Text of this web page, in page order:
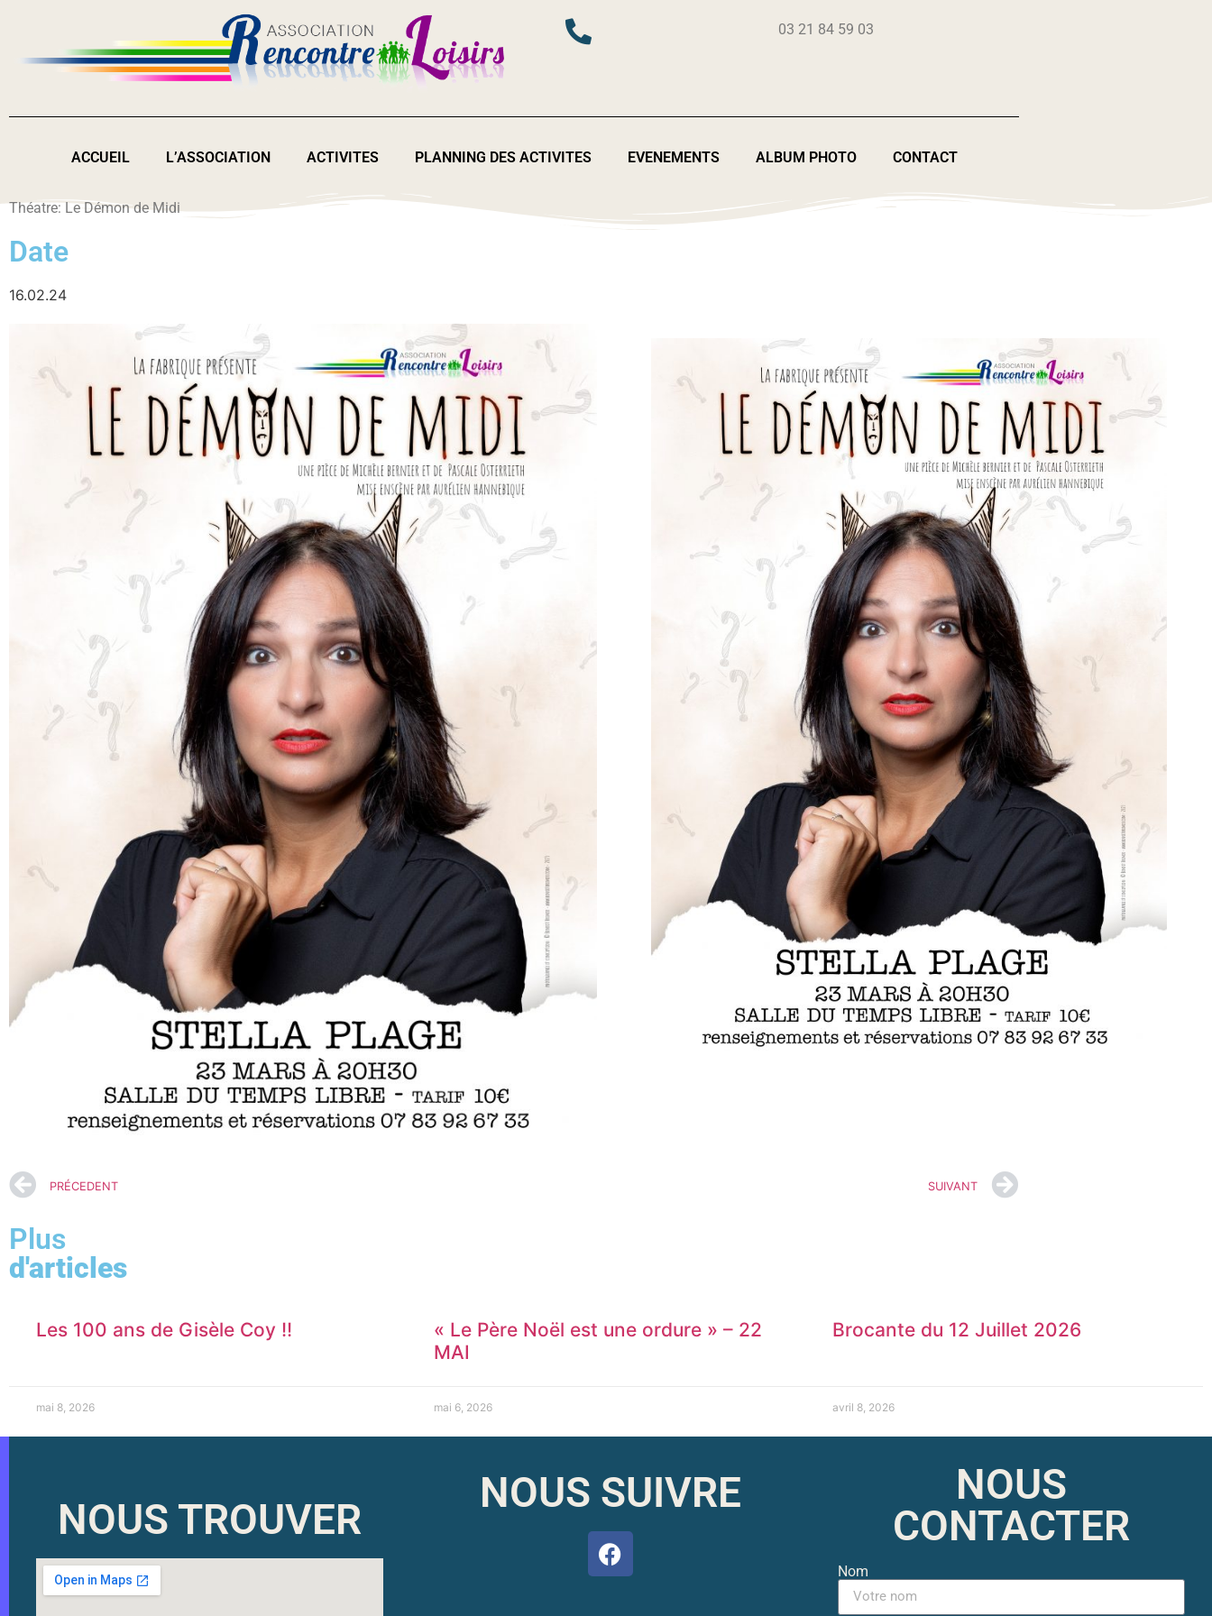
03 21 84 59 03
ACCUEIL L’ASSOCIATION ACTIVITES PLANNING DES ACTIVITES EVENEMENTS ALBUM PHOTO CONTACT
Théatre: Le Démon de Midi
Date
16.02.24
PRÉCEDENT SUIVANT
Plus
d'articles
Les 100 ans de Gisèle Coy !!
mai 8, 2026
« Le Père Noël est une ordure » – 22
MAI
mai 6, 2026
Brocante du 12 Juillet 2026
avril 8, 2026
NOUS TROUVER
NOUS SUIVRE
NOUS
CONTACTER
Nom